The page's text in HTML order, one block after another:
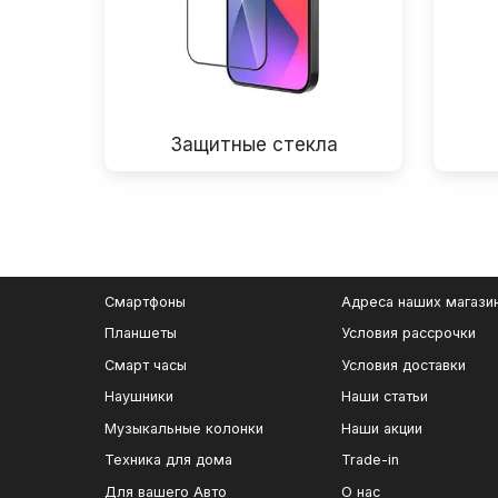
Защитные стекла
Смартфоны
Планшеты
Смарт часы
Наушники
Музыкальные колонки
Техника для дома
Для вашего Авто
Адреса наших
Условия рассрочки
Условия доставки
Наши статьи
Наши акции
Trade-in
О нас